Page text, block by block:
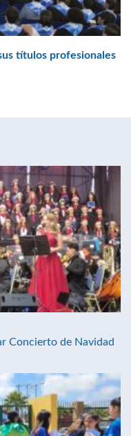
títulos profesionales
Concierto de Navidad